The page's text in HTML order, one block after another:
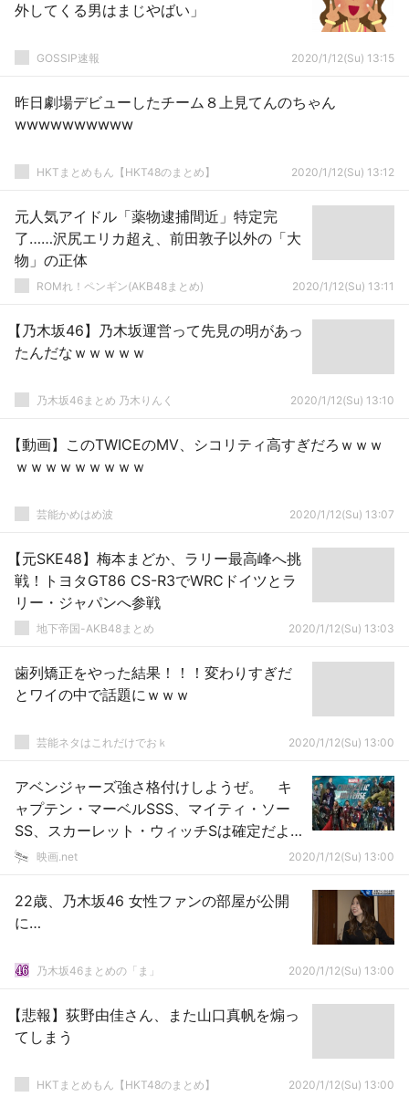
外してくる男はまじやばい」
GOSSIP速報 2020/1/12(Su) 13:15
昨日劇場デビューしたチーム８上見てんのちゃん
wwwwwwwwww
HKTまとめもん【HKT48のまとめ】 2020/1/12(Su) 13:12
元人気アイドル「薬物逮捕間近」特定完
了……沢尻エリカ超え、前田敦子以外の「大
物」の正体
ROMれ！ペンギン(AKB48まとめ) 2020/1/12(Su) 13:11
【乃木坂46】乃木坂運営って先見の明があっ
たんだなｗｗｗｗｗ
乃木坂46まとめ 乃木りんく 2020/1/12(Su) 13:10
【動画】このTWICEのMV、シコリティ高すぎだろｗｗｗ
ｗｗｗｗｗｗｗｗｗ
芸能かめはめ波 2020/1/12(Su) 13:07
【元SKE48】梅本まどか、ラリー最高峰へ挑
戦！トヨタGT86 CS-R3でWRCドイツとラ
リー・ジャパンへ参戦
地下帝国-AKB48まとめ 2020/1/12(Su) 13:03
歯列矯正をやった結果！！！変わりすぎだ
とワイの中で話題にｗｗｗ
芸能ネタはこれだけでおｋ 2020/1/12(Su) 13:00
アベンジャーズ強さ格付けしようぜ。 キ
ャプテン・マーベルSSS、マイティ・ソー
SS、スカーレット・ウィッチSは確定だよ
な。映画.net 2020/1/12(Su) 13:00
22歳、乃木坂46 女性ファンの部屋が公開
に…
乃木坂46まとめの「ま」 2020/1/12(Su) 13:00
【悲報】荻野由佳さん、また山口真帆を煽っ
てしまう
HKTまとめもん【HKT48のまとめ】 2020/1/12(Su) 13:00